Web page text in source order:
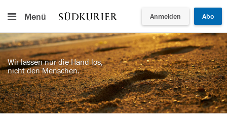
Menü Anmelden Abo
Wir lassen nur die Hand los,
nicht den Menschen.